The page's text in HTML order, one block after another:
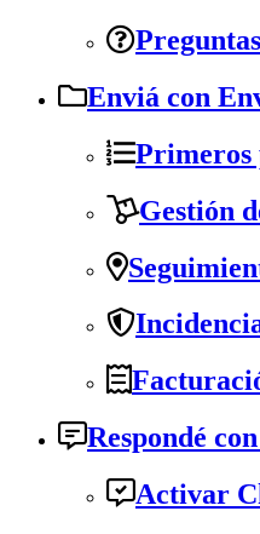
Enviá con
Primeros
Gestión
Respondé
Activar